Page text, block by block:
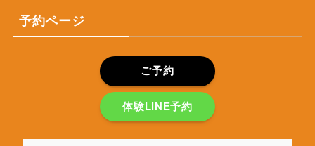
予約ページ
ご予約
体験LINE予約